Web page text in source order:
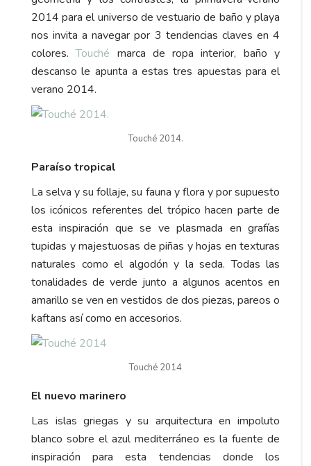
2014 para el universo de vestuario de baño y playa
nos invita a navegar por 3 tendencias claves en 4
colores.Touché marca de ropa interior, baño y
descanso le apunta a estas tres apuestas para el
verano 2014.
Touché 2014.
Paraíso tropical
La selva y su follaje, su fauna y flora y por supuesto
los icónicos referentes del trópico hacen parte de
esta inspiración que se ve plasmada en grafías
tupidas y majestuosas de piñas y hojas en texturas
naturales como el algodón y la seda. Todas las
tonalidades de verde junto a algunos acentos en
amarillo se ven en vestidos de dos piezas, pareos o
kaftans así como en accesorios.
Touché 2014
El nuevo marinero
Las islas griegas y su arquitectura en impoluto
blanco sobre el azul mediterráneo es la fuente de
inspiración para esta tendencias donde los